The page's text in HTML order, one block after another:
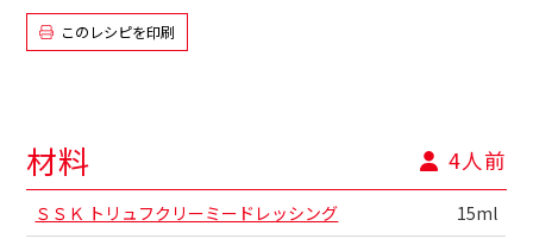
このレシピを印刷
材料 4人前
ＳＳＫ トリュフクリーミードレッシング
15ml